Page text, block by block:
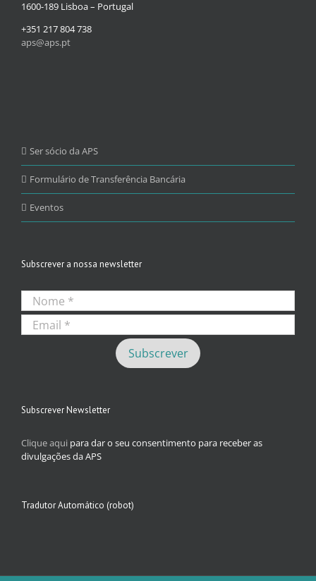
1600-189 Lisboa – Portugal
+351 217 804 738
aps@aps.pt
Ser sócio da APS
Formulário de Transferência Bancária
Eventos
Subscrever a nossa newsletter
Subscrever Newsletter
Clique aqui para dar o seu consentimento para receber as
divulgações da APS
Tradutor Automático (robot)